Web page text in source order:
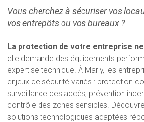
Vous cherchez à sécuriser vos
vos entrepôts ou vos bureaux ?
La protection de votre entreprise
elle demande des équipements
expertise technique. À Marly, les
enjeux de sécurité variés : protection
surveillance des accès, prévention
contrôle des zones sensibles.
solutions technologiques adaptées